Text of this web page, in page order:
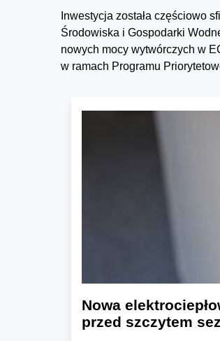
Inwestycja została częściowo
Środowiska i Gospodarki
nowych mocy wytwórczych w
w ramach Programu
Nowa
przed szczytem